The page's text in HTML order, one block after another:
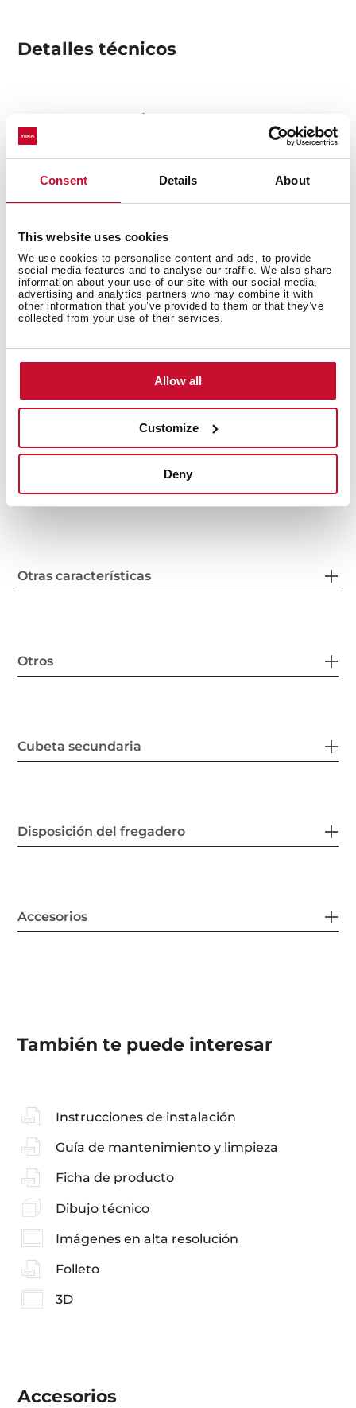
Consent Details About
This website uses cookies
We use cookies to personalise content and ads, to provide
social media features and to analyse our traffic. We also share
information about your use of our site with our social media,
advertising and analytics partners who may combine it with
other information that you’ve provided to them or that they’ve
collected from your use of their services.
Allow all
Customize
Deny
Detalles técnicos
Acero Inoxidable 18/10 Aisi 304, Acabado pulido
Dos cubetas
Instalación por encastre
Desagüe con válvula canasta 3½"
Medidas generales
Cubeta principal
Otras características
Otros
Cubeta secundaria
Disposición del fregadero
Accesorios
También te puede interesar
Instrucciones de instalación
Guía de mantenimiento y limpieza
Ficha de producto
Dibujo técnico
Imágenes en alta resolución
Folleto
3D
Accesorios